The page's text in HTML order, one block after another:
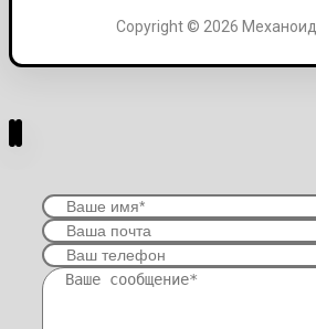
Copyright © 2026 Механоид